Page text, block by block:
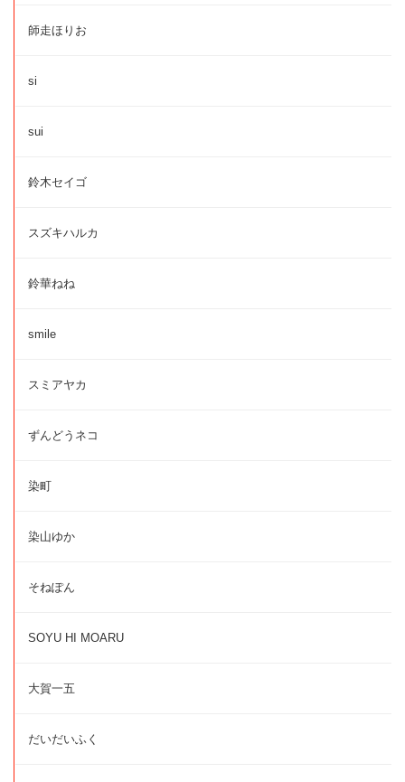
師走ほりお
si
sui
鈴木セイゴ
スズキハルカ
鈴華ねね
smile
スミアヤカ
ずんどうネコ
染町
染山ゆか
そねぽん
SOYU HI MOARU
大賀一五
だいだいふく